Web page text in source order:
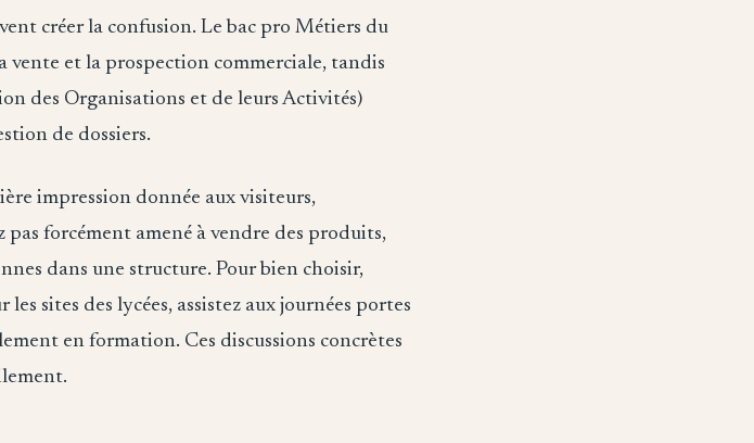
créer la confusion. Le bac pro Métiers du
vente et la prospection commerciale, tandis
des Organisations et de leurs Activités)
de dossiers.
impression donnée aux visiteurs,
forcément amené à vendre des produits,
dans une structure. Pour bien choisir,
sites des lycées, assistez aux journées portes
en formation. Ces discussions concrètes